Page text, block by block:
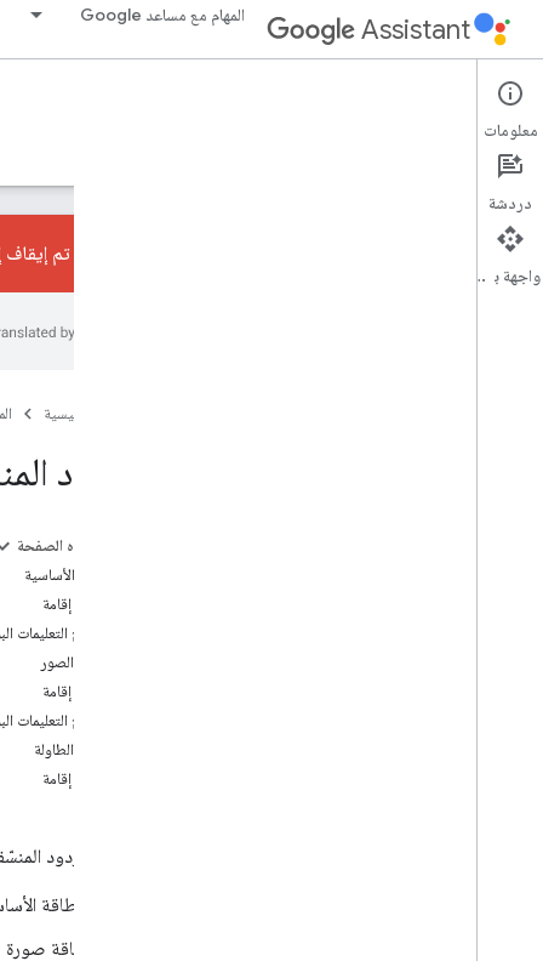
Assistant المهام مع مساعد Google
Conversational Actions
الأدلة
تم إيقاف إجراءات
الصفحة الرئيسية
الردود
على هذه الصفحة
البطاقة الأساسية
أماكن إقامة
نموذج التعليمات
بطاقات الصور
أماكن إقامة
نموذج التعليمات
بطاقات الطاولة
أماكن إقامة
تضيف الردود
البطاقة
بطاقة صورة
معلومات
دردشة
واجهة برمجة التطبيقات